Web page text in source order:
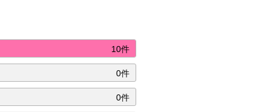
10件
0件
0件